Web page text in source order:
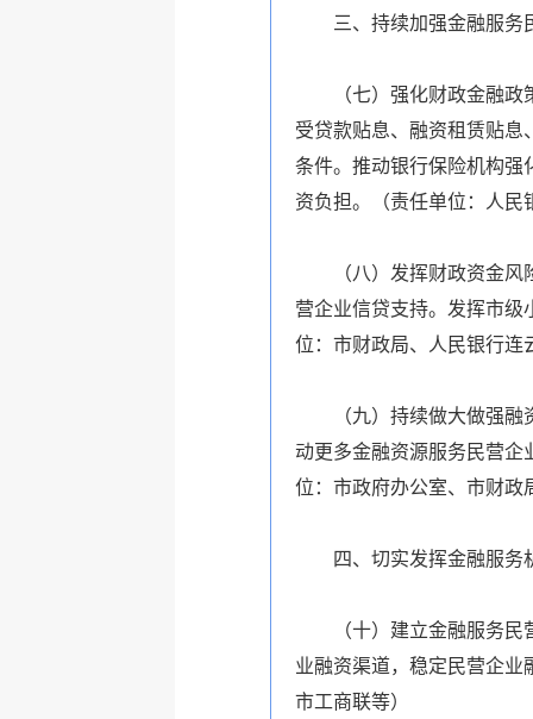
三、持续加强金融服务
（七）强化财政金融政
受贷款贴息、融资租赁贴息
条件。推动银行保险机构强
资负担。（责任单位：人民
（八）发挥财政资金
营企业信贷支持。发挥市级
位：市财政局、人民银行连
（九）持续做大做强融
动更多金融资源服务民营企
位：市政府办公室、市财政
四、切实发挥金融服务
（十）建立金融服务
业融资渠道，稳定民营企业
市工商联等）